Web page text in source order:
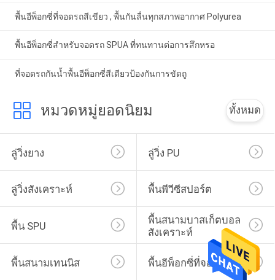
พื้นอีพ็อกซี่ที่จอดรถสีเขียว , พื้นกันลื่นทุกสภาพอากาศ Polyurea
พื้นอีพ็อกซี่สำหรับจอดรถ SPUA ที่ทนทานต่อการสึกหรอ
ที่จอดรถกันน้ำพื้นอีพ็อกซี่สีเดียวป้องกันการขัดถู
หมวดหมู่ยอดนิยม ทั้งหมด
ลู่วิ่งยาง ลู่วิ่ง PU
ลู่วิ่งสังเคราะห์ พื้นพีวีซีสปอร์ต
พื้น SPU
พื้นสนามบาสเก็ตบอล
สังเคราะห์
พื้นสนามเทนนิส พื้นอีพ็อกซี่ที่จอดรถ